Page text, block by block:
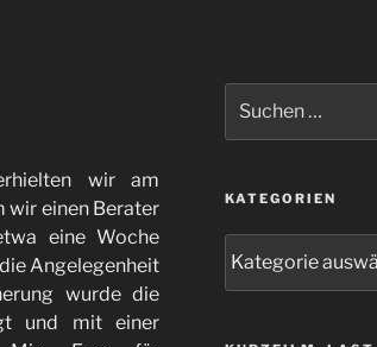
wir am
wir einen Berater
eine Woche
Angelegenheit
wurde die
und mit einer
nach:
KATEGORIEN